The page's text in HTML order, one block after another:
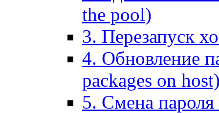
the pool)
3. Перезапуск
4. Обновление
packages on
5. Смена пароля